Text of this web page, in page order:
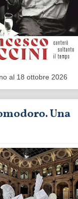
al 18 ottobre 2026
Una